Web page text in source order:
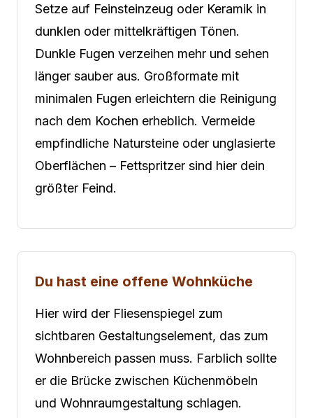
Setze auf Feinsteinzeug oder Keramik in
dunklen oder mittelkräftigen Tönen.
Dunkle Fugen verzeihen mehr und sehen
länger sauber aus. Großformate mit
minimalen Fugen erleichtern die Reinigung
nach dem Kochen erheblich. Vermeide
empfindliche Natursteine oder unglasierte
Oberflächen – Fettspritzer sind hier dein
größter Feind.
Du hast eine offene Wohnküche
Hier wird der Fliesenspiegel zum
sichtbaren Gestaltungselement, das zum
Wohnbereich passen muss. Farblich sollte
er die Brücke zwischen Küchenmöbeln
und Wohnraumgestaltung schlagen.